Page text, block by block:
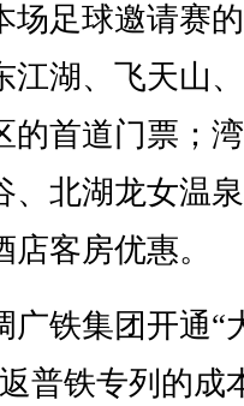
场足球邀请赛
江湖、飞天山
的首道门票；
、北湖龙女温
客房优惠。
铁集团开通“
普铁专列的成